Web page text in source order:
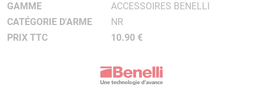
GAMME
ACCESSOIRES BENELLI
CATÉGORIE D'ARME
NR
PRIX TTC
10.90 €